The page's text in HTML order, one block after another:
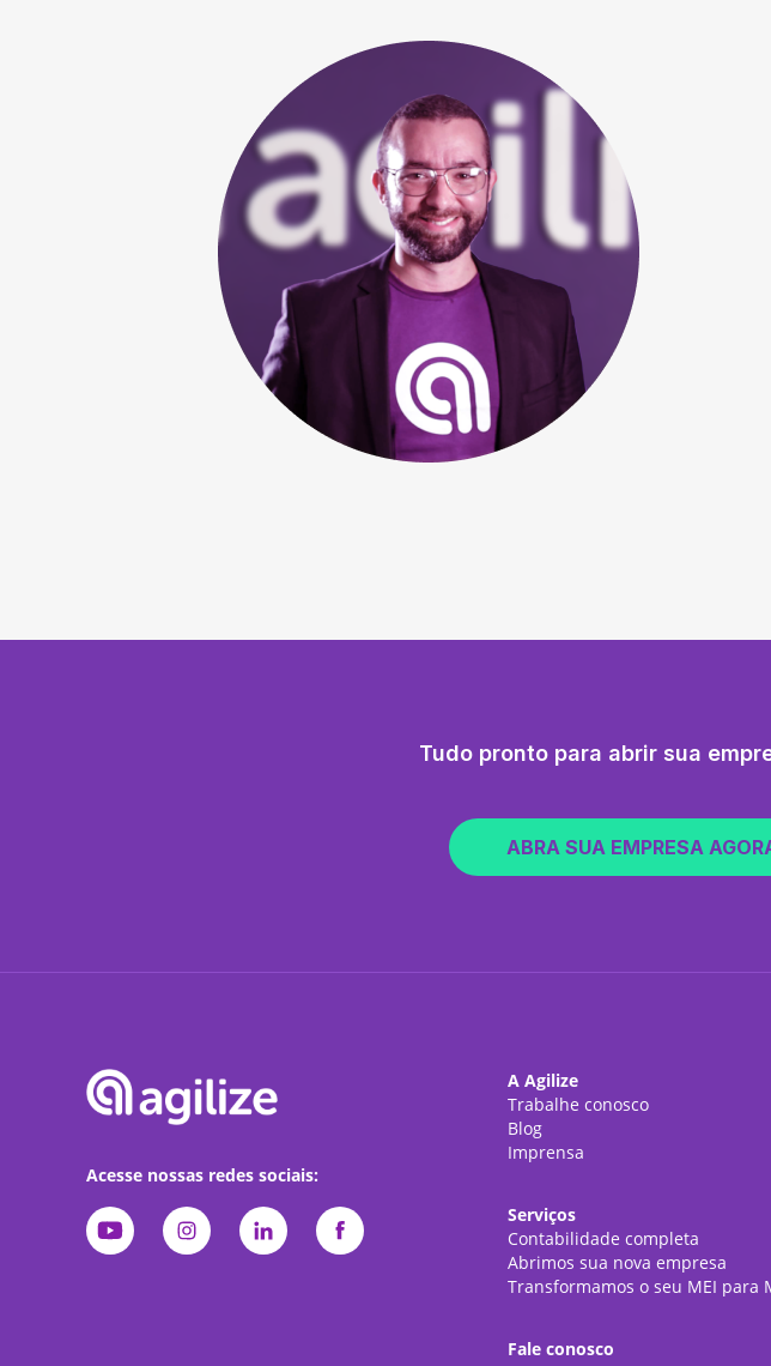
Tudo pronto para abrir sua
ABRA SUA EMPRESA
Acesse nossas redes sociais:
A Agilize
Trabalhe conosco
Blog
Imprensa
Serviços
Contabilidade completa
Abrimos sua nova empresa
Transformamos o seu MEI para
Fale conosco